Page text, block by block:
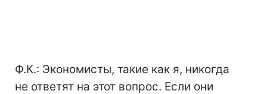
Ф.К.: Экономисты, такие как я, никогда
не ответят на этот вопрос. Если они